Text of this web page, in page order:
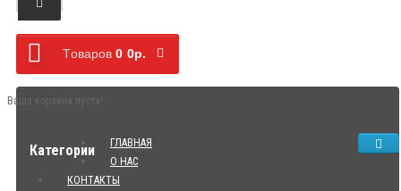
Tоваров 0 0р.
Ваша корзина пуста!
Категории
ГЛАВНАЯ
О НАС
КОНТАКТЫ